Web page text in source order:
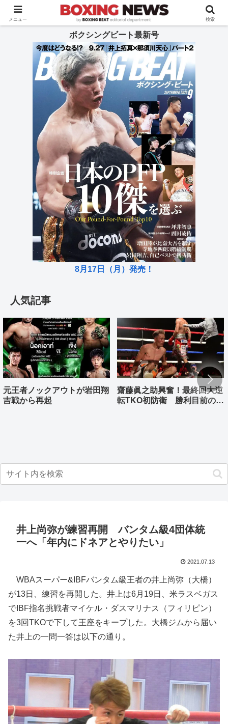
BOXING BEAT [ボクシング・ビート] 公式サイト
ボクシングビート最新号
8月17日（月）発売！
人気記事
元王者ノックアウトが岩田翔
吉戦から再起
齋藤眞之助興奮！最終回大逆
転TKO初防衛 勝利目前の村
井上尚弥が練習再開 バンタム級4団体統
一へ「年内にドネアとやりたい」
2021.07.13
WBAスーパー&IBFバンタム級王者の井上尚弥（大橋）
が13日、練習を再開した。井上は6月19日、米ラスベガス
でIBF指名挑戦者マイケル・ダスマリナス（フィリピン）
を3回TKOで下して王座をキープした。大橋ジムから届い
た井上の一問一答は以下の通り。
メニュー 検索